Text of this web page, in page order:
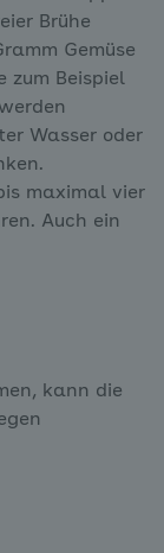
Brühe
Gemüse
zum Beispiel
Wasser oder
maximal vier
Auch ein
kann die